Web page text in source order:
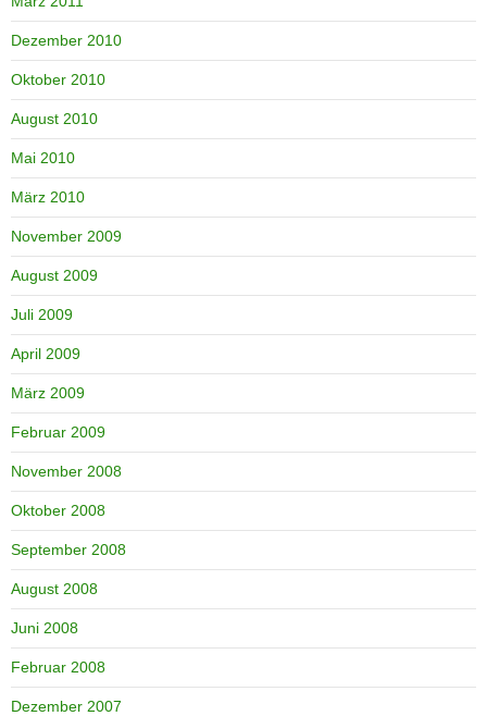
Dezember 2010
Oktober 2010
August 2010
Mai 2010
März 2010
November 2009
August 2009
Juli 2009
April 2009
März 2009
Februar 2009
November 2008
Oktober 2008
September 2008
August 2008
Juni 2008
Februar 2008
Dezember 2007